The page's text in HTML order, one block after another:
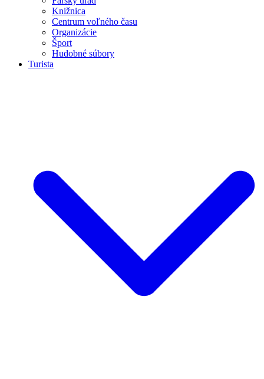
Knižnica
Centrum voľného času
Organizácie
Šport
Hudobné súbory
Turista